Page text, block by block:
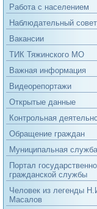
Работа с населением
Наблюдательный совет
Вакансии
ТИК Тяжинского МО
Важная информация
Видеорепортажи
Открытые данные
Контрольная
Обращение граждан
Муниципальная служба
Портал
гражданской службы
Человек из легенды
Масалов